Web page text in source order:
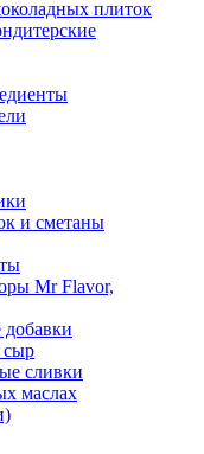
плиток
и сметаны
Mr Flavor,
добавки
сыр
сливки
маслах